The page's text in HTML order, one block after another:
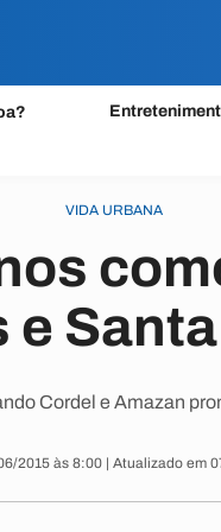
VIDA URBANA
e
Cordel e Amazan
2015 às 8:00 | Atualizado em